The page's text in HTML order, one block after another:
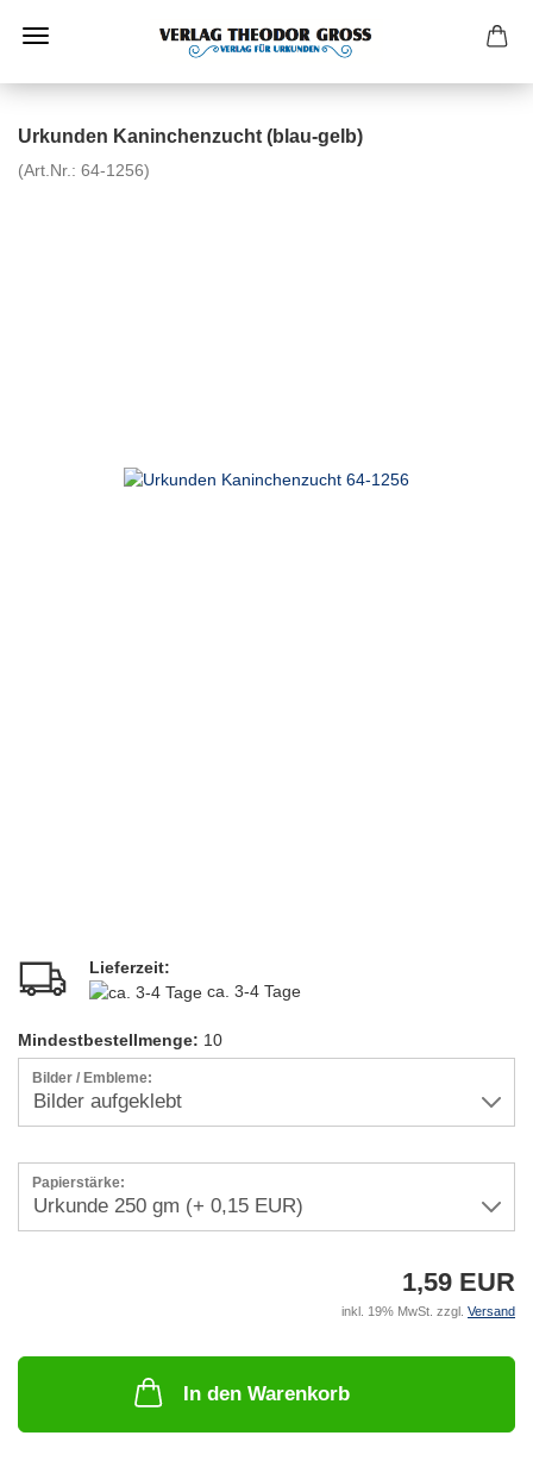
Urkunden Kaninchenzucht (blau-gelb)
(Art.Nr.: 64-1256)
Lieferzeit:
ca. 3-4 Tage
Mindestbestellmenge: 10
Bilder / Embleme:
Papierstärke:
1,59 EUR
inkl. 19% MwSt. zzgl. Versand
In den Warenkorb